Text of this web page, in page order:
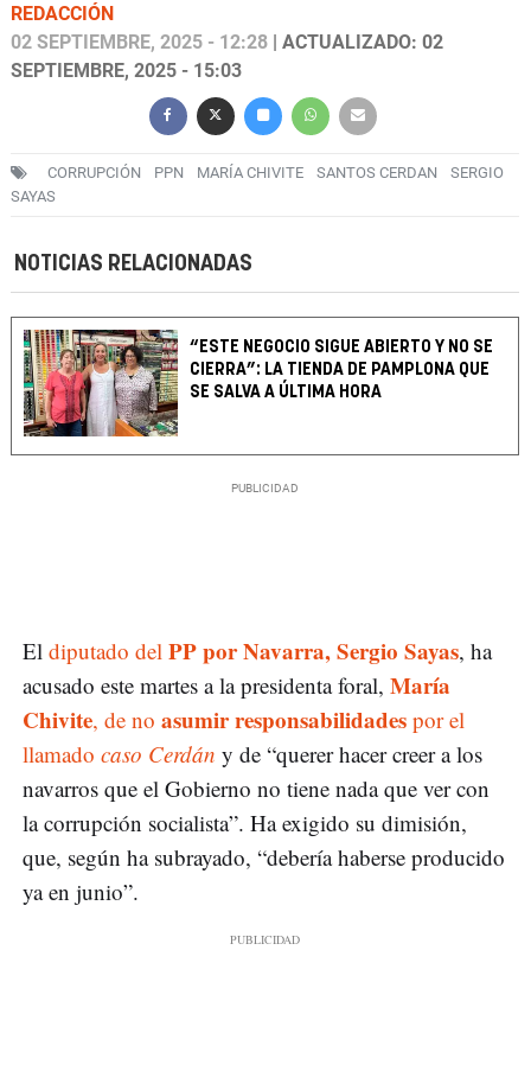
REDACCIÓN
02 SEPTIEMBRE, 2025 - 12:28 | ACTUALIZADO: 02
SEPTIEMBRE, 2025 - 15:03
CORRUPCIÓN PPN MARÍA CHIVITE SANTOS CERDAN
SERGIO
SAYAS
NOTICIAS RELACIONADAS
“ESTE NEGOCIO SIGUE ABIERTO Y NO SE
CIERRA”: LA TIENDA DE PAMPLONA QUE
SE SALVA A ÚLTIMA HORA
El diputado del PP por Navarra, Sergio Sayas, ha
acusado este martes a la presidenta foral, María
Chivite, de no asumir responsabilidades por el
llamado caso Cerdán y de “querer hacer creer a los
navarros que el Gobierno no tiene nada que ver con
la corrupción socialista”. Ha exigido su dimisión,
que, según ha subrayado, “debería haberse producido
ya en junio”.